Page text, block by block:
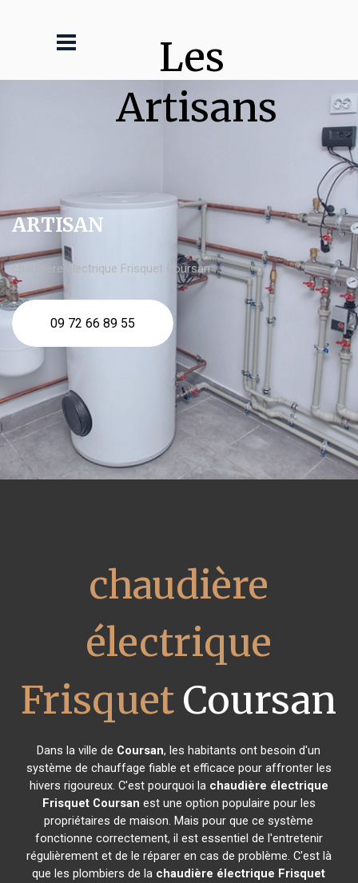
Les
Artisans
ARTISAN
chaudière électrique Frisquet Coursan
09 72 66 89 55
chaudière
électrique
Frisquet Coursan
Dans la ville de Coursan, les habitants ont besoin d'un
système de chauffage fiable et efficace pour affronter les
hivers rigoureux. C'est pourquoi la chaudière électrique
Frisquet Coursan est une option populaire pour les
propriétaires de maison. Mais pour que ce système
fonctionne correctement, il est essentiel de l'entretenir
régulièrement et de le réparer en cas de problème. C'est là
que les plombiers de la chaudière électrique Frisquet